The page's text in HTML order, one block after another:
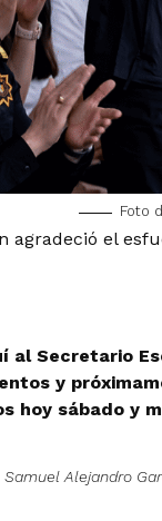
Foto
agradeció el
al Secretario
y
hoy sábado y
Samuel Alejandro